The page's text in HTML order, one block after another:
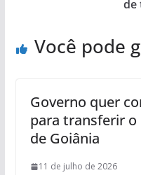
de
Você pode
Governo quer
para transferir o
de Goiânia
11 de julho de 2026